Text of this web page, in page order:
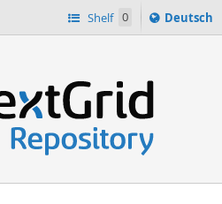
Shelf 0
Sprache
ï¿½ndern
Deutsch